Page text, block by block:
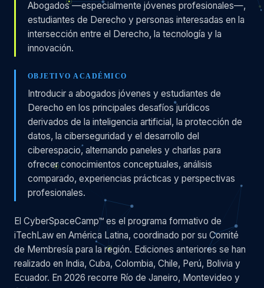
Abogados —especialmente jóvenes profesionales—,
estudiantes de Derecho y personas interesadas en la
intersección entre el Derecho, la tecnología y la
innovación.
OBJETIVO ACADÉMICO
Introducir a abogados jóvenes y estudiantes de
Derecho en los principales desafíos jurídicos
derivados de la inteligencia artificial, la protección de
datos, la ciberseguridad y el desarrollo del
ciberespacio, alternando paneles y charlas para
ofrecer conocimientos conceptuales, análisis
comparado, experiencias prácticas y perspectivas
profesionales.
El CyberSpaceCamp™ es el programa formativo de
iTechLaw en América Latina, coordinado por su Comité
de Membresía para la región. Ediciones anteriores se han
realizado en India, Cuba, Colombia, Chile, Perú, Bolivia y
Ecuador. En 2026 recorre Río de Janeiro, Montevideo y